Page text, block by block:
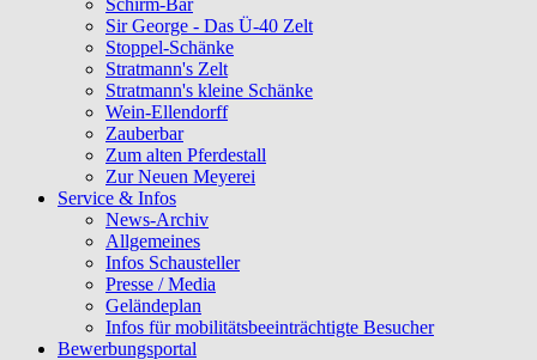
Schirm-Bar
Sir George - Das Ü-40 Zelt
Stoppel-Schänke
Stratmann's Zelt
Stratmann's kleine Schänke
Wein-Ellendorff
Zauberbar
Zum alten Pferdestall
Zur Neuen Meyerei
Service & Infos
News-Archiv
Allgemeines
Infos Schausteller
Presse / Media
Geländeplan
Infos für mobilitätsbeeinträchtigte Besucher
Bewerbungsportal